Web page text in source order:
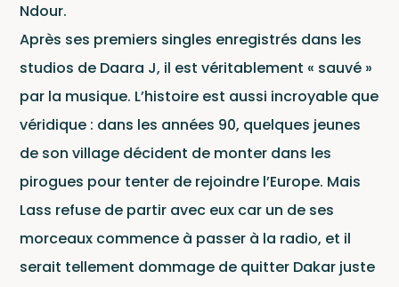
Ndour.
Après ses premiers singles enregistrés dans les
studios de Daara J, il est véritablement « sauvé »
par la musique. L’histoire est aussi incroyable que
véridique : dans les années 90, quelques jeunes
de son village décident de monter dans les
pirogues pour tenter de rejoindre l’Europe. Mais
Lass refuse de partir avec eux car un de ses
morceaux commence à passer à la radio, et il
serait tellement dommage de quitter Dakar juste